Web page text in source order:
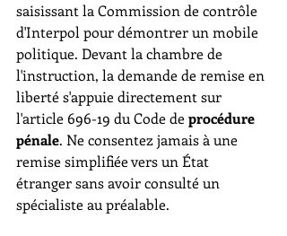
saisissant la Commission de contrôle
d'Interpol pour démontrer un mobile
politique. Devant la chambre de
l'instruction, la demande de remise en
liberté s'appuie directement sur
l'article 696-19 du Code de procédure
pénale. Ne consentez jamais à une
remise simplifiée vers un État
étranger sans avoir consulté un
spécialiste au préalable.